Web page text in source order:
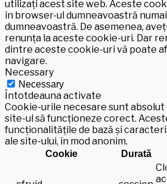
utilizați acest site web. Aceste
în browser-ul dumneavoastră
dumneavoastră. De asemenea,
renunța la aceste cookie-uri. Dar
dintre aceste cookie-uri vă poate
navigare.
Necessary
Necessary
Întotdeauna activate
Cookie-urile necesare sunt
site-ul să funcționeze corect.
funcționalitățile de bază și
ale site-ului, în mod anonim.
Cookie Durată